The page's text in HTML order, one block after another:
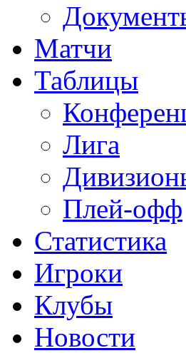
Матчи
Таблицы
Лига
Плей-офф
Статистика
Игроки
Клубы
Новости